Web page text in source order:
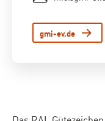
gmi-ev.de